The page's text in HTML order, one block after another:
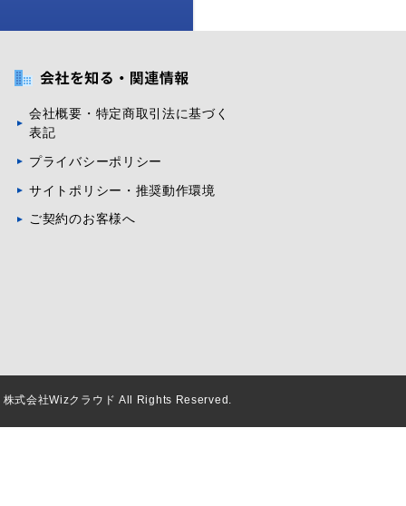
会社概要・特定商取引法に基づく
表記
プライバシーポリシー
サイトポリシー・推奨動作環境
ご契約のお客様へ
式会社Wizクラウド All Rights Reserved.